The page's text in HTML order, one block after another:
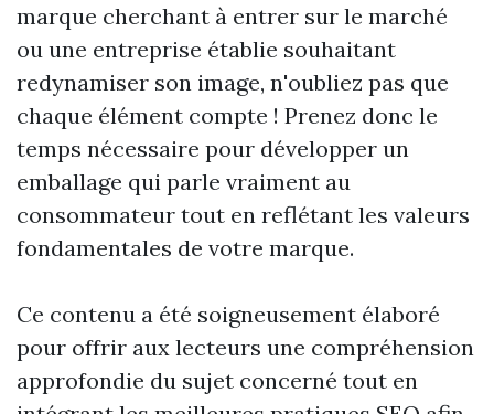
marque cherchant à entrer sur le marché
ou une entreprise établie souhaitant
redynamiser son image, n'oubliez pas que
chaque élément compte ! Prenez donc le
temps nécessaire pour développer un
emballage qui parle vraiment au
consommateur tout en reflétant les valeurs
fondamentales de votre marque.
Ce contenu a été soigneusement élaboré
pour offrir aux lecteurs une compréhension
approfondie du sujet concerné tout en